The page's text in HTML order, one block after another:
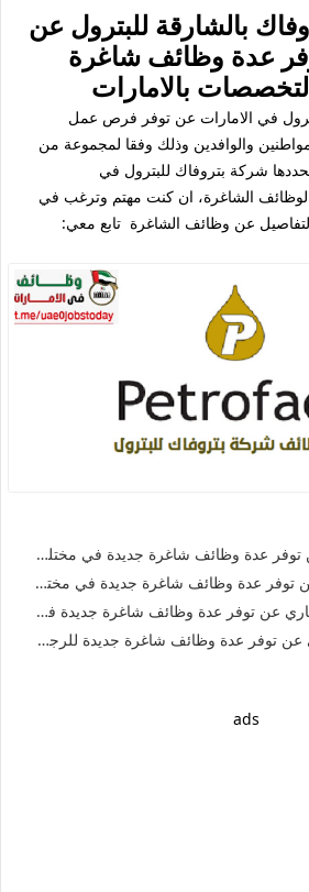
بالشارقة للبترول عن
عدة وظائف شاغرة
بالامارات
في الامارات عن توفر فرص عمل
والوافدين وذلك وفقا لمجموعة من
شركة بتروفاك للبترول في
الشاغرة، ان كنت مهتم وترغب في
عن وظائف الشاغرة تابع معي:
جديدة في مختلف التخصصات للوافدين والمقيمين في الامارات
جديدة في مختلف التخصصات للجنسيين برواتب تصل 10،000 في الامارات لعام 2026
جديدة في مختلف التخصصات للجنسيين براتب 10,000دهم في دبي وأبوظبي والعين
عدة وظائف شاغرة جديدة للرجال والنساء في الامارات
ads